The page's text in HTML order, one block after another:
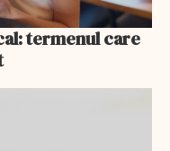
termenul care